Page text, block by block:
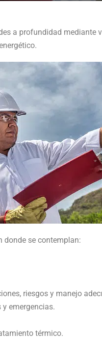
a profundidad mediante
donde se contemplan:
riesgos y manejo
emergencias.
térmico.